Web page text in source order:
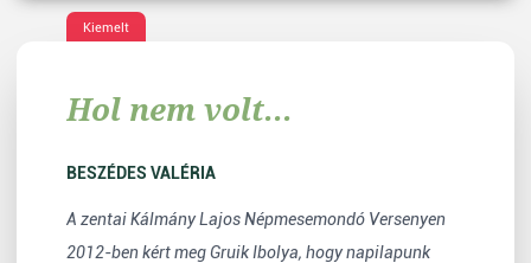
Kiemelt
Hol nem volt...
BESZÉDES VALÉRIA
A zentai Kálmány Lajos Népmesemondó Versenyen
2012-ben kért meg Gruik Ibolya, hogy napilapunk